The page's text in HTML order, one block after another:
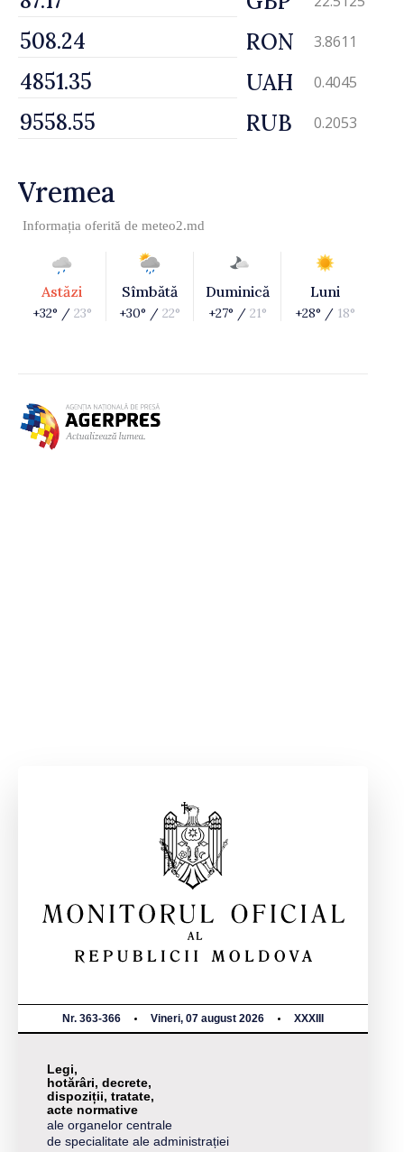
RON 3.8611
UAH 0.4045
RUB 0.2053
Vremea
Informația oferită de meteo2.md
Astăzi
+32° / 23°
Sîmbătă
+30° / 22°
Duminică
+27° / 21°
Luni
+28° / 18°
Nr. 363-366 Vineri, 07 august 2026 XXXIII
Legi,
hotărâri, decrete,
dispoziții, tratate,
acte normative
ale organelor centrale
de specialitate ale administrației